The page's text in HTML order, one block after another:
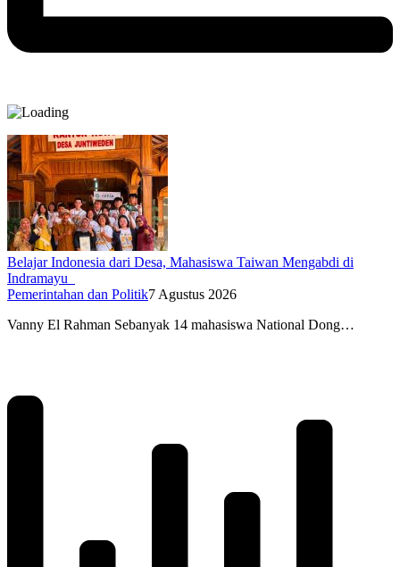
Belajar Indonesia dari Desa, Mahasiswa Taiwan Mengabdi di
Indramayu
Pemerintahan dan Politik7 Agustus 2026
Vanny El Rahman Sebanyak 14 mahasiswa National Dong…